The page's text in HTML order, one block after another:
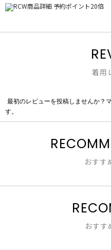
着用
評
価
最初のレビューを投稿しませんか？
す。
おすす
おすす